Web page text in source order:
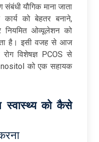
संबंधी यौगिक माना जाता
को बेहतर बनाने,
नियमित ओव्यूलेशन को
है। इसी वजह से आज
रोग विशेषज्ञ PCOS से
को एक सहायक
को कैसे